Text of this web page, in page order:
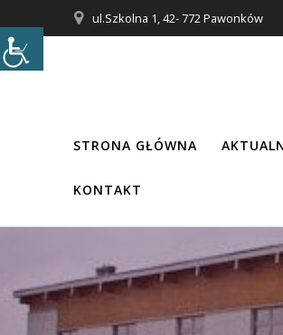
do
treści
ul.Szkolna 1, 42- 772 Pawonków
STRONA GŁÓWNA
KONTAKT